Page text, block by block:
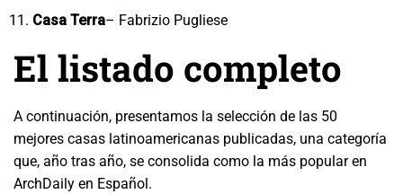
Casa Terra– Fabrizio Pugliese
El listado completo
A continuación, presentamos la selección de las 50
mejores casas latinoamericanas publicadas, una categoría
que, año tras año, se consolida como la más popular en
ArchDaily en Español.